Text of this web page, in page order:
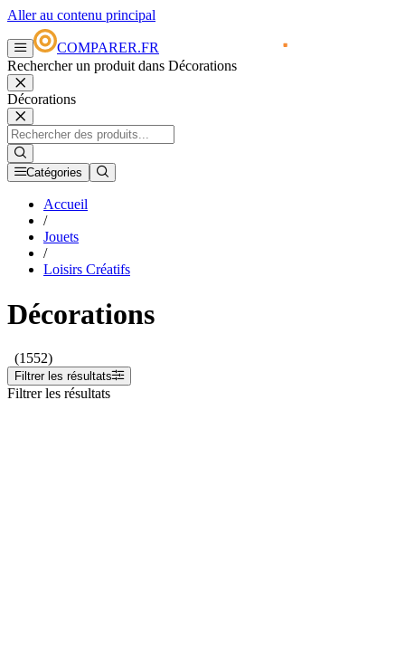
Aller au contenu principal
COMPARER.FR
Rechercher un produit dans Décorations
Décorations
Catégories
Accueil
/
Jouets
/
Loisirs Créatifs
Décorations
(1552)
Filtrer les résultats
Filtrer les résultats